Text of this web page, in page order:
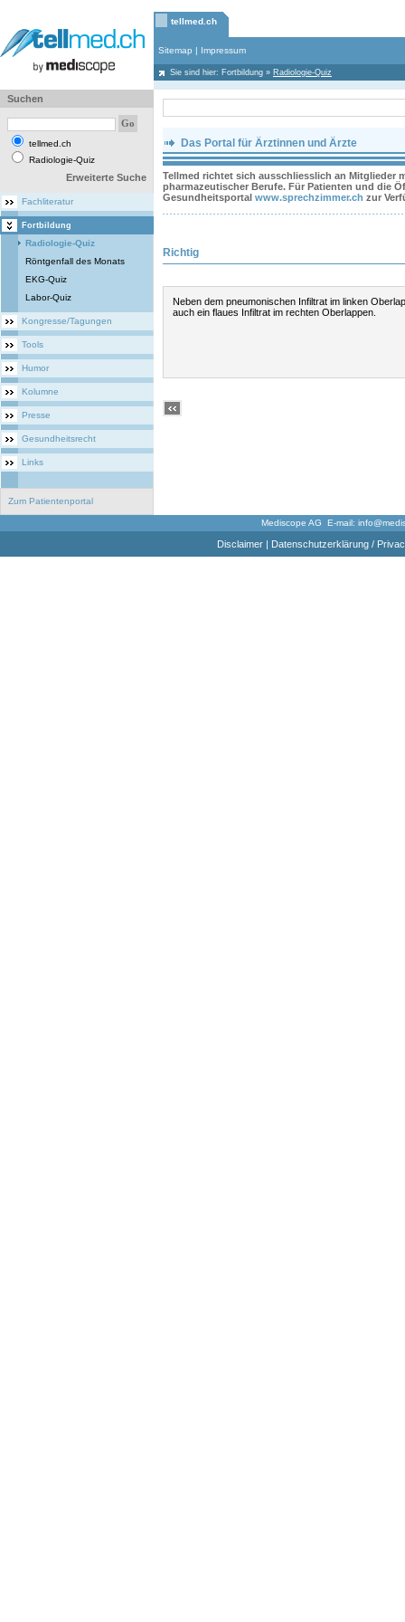
tellmed.ch
Sitemap | Impressum
Sie sind hier: Fortbildung » Radiologie-Quiz
Suchen
tellmed.ch
Radiologie-Quiz
Erweiterte Suche
Fachliteratur
Fortbildung
Radiologie-Quiz
Röntgenfall des Monats
EKG-Quiz
Labor-Quiz
Kongresse/Tagungen
Tools
Humor
Kolumne
Presse
Gesundheitsrecht
Links
Zum Patientenportal
Das Portal für Ärztinnen und Ärzte
Tellmed richtet sich ausschliesslich an Mitglieder
pharmazeutischer Berufe. Für Patienten und die
Gesundheitsportal www.sprechzimmer.ch zur
Richtig
Neben dem pneumonischen Infiltrat im linken
auch ein flaues Infiltrat im rechten Oberlappen.
Mediscope AG E-mail:
Disclaimer| Datenschutzerklärung /